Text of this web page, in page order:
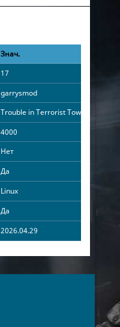
Знач.
17
garrysmod
Trouble in Terrorist Town
4000
Нет
Да
Linux
Да
2026.04.29